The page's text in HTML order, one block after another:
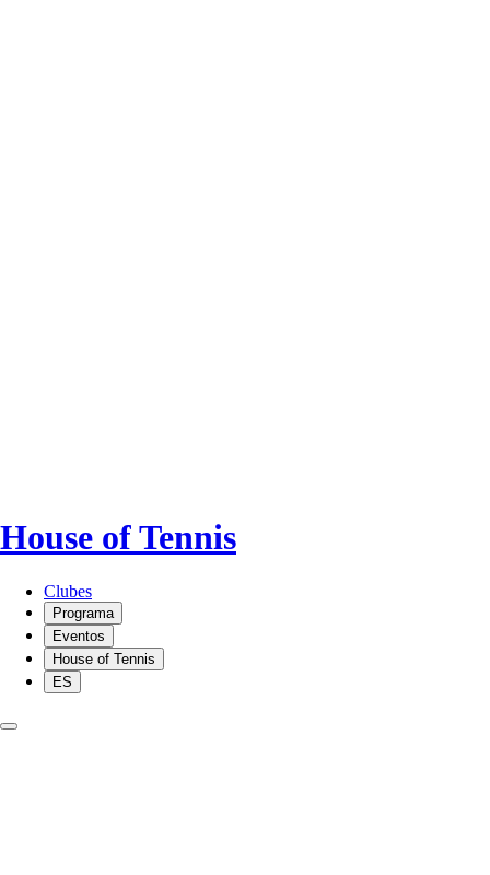
House of Tennis
Clubes
Programa
Eventos
House of Tennis
ES